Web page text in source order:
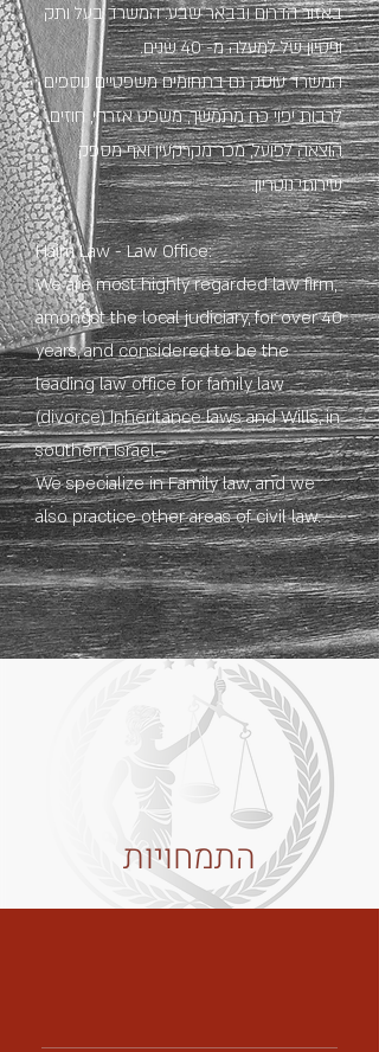
באזור הדרום ובבאר שבע. המשרד בעל ותק
וניסיון של למעלה מ- 40 שנים.
המשרד עוסק גם בתחומים משפטיים נוספים
לרבות יפוי כח מתמשך, משפט אזרחי, חוזים,
הוצאה לפועל, מכר מקרקעין ואף מספק
שירותי נוטריון.
Haim Law - Law Office:
We are most highly regarded law firm,
amongst the local judiciary, for over 40
years, and considered to be the
leading law office for family law
(divorce) Inheritance laws and Wills, in
southern Israel.
We specialize in Family law, and we
also practice other areas of civil law.
התמחויות